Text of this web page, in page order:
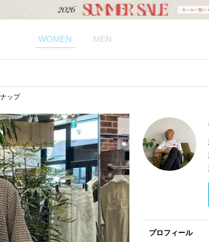
WOMEN MEN
ップ
プロフィール